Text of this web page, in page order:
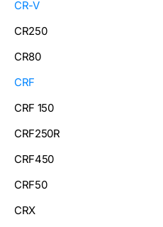
CR-V
CR250
CR80
CRF
CRF 150
CRF250R
CRF450
CRF50
CRX